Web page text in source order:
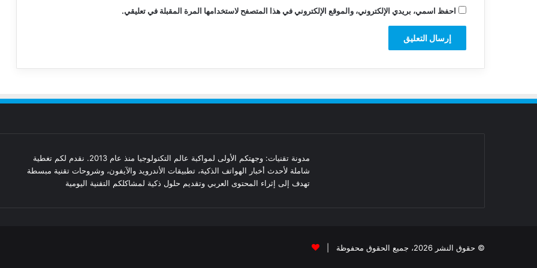
احفظ اسمي، بريدي الإلكتروني، والموقع الإلكتروني في هذا المتصفح لاستخدامها المرة المقبلة في تعليقي.
مدونة تقنيات: وجهتكم الأولى لمواكبة عالم التكنولوجيا منذ عام 2013. نقدم لكم تغطية
شاملة لأحدث أخبار الهواتف الذكية، تطبيقات الأندرويد والآيفون، وشروحات تقنية مبسطة
تهدف إلى إثراء المحتوى العربي وتقديم حلول ذكية لمشاكلكم التقنية اليومية
© حقوق النشر 2026، جميع الحقوق محفوظة |